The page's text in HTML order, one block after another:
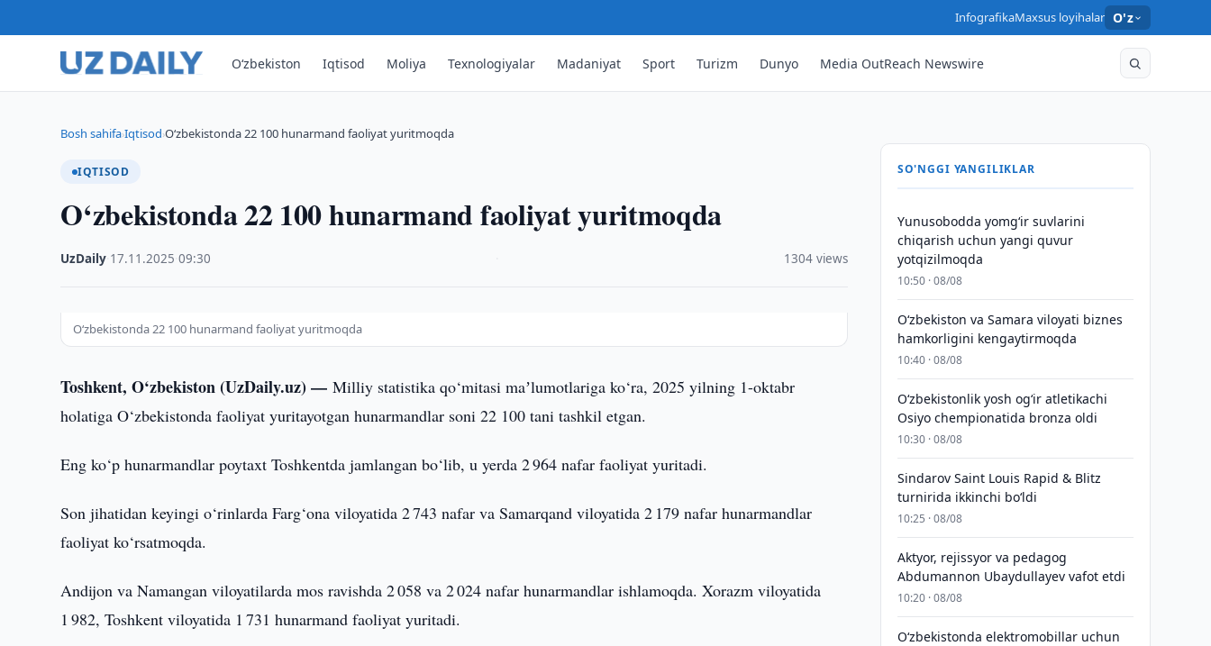
InfografikaMaxsus loyihalar O'z
O‘zbekiston Iqtisod Moliya Texnologiyalar Madaniyat Sport Turizm Dunyo Media OutReach Newswire
Bosh sahifa›Iqtisod›O‘zbekistonda 22 100 hunarmand faoliyat yuritmoqda
IQTISOD
O‘zbekistonda 22 100 hunarmand faoliyat yuritmoqda
UzDaily 17.11.2025 ·09:30 1304 views
O‘zbekistonda 22 100 hunarmand faoliyat yuritmoqda
Toshkent, O‘zbekiston (UzDaily.uz) —Milliy statistika qo‘mitasi maʼlumotlariga ko‘ra, 2025 yilning 1-oktabr
holatiga O‘zbekistonda faoliyat yuritayotgan hunarmandlar soni 22 100 tani tashkil etgan.
Eng ko‘p hunarmandlar poytaxt Toshkentda jamlangan bo‘lib, u yerda 2 964 nafar faoliyat yuritadi.
Son jihatidan keyingi o‘rinlarda Farg‘ona viloyatida 2 743 nafar va Samarqand viloyatida 2 179 nafar hunarmandlar
faoliyat ko‘rsatmoqda.
Andijon va Namangan viloyatilarda mos ravishda 2 058 va 2 024 nafar hunarmandlar ishlamoqda. Xorazm viloyatida
1 982, Toshkent viloyatida 1 731 hunarmand faoliyat yuritadi.
SO'NGGI YANGILIKLAR
Yunusobodda yomg‘ir suvlarini
chiqarish uchun yangi quvur
yotqizilmoqda
10:50 · 08/08
Oʻzbekiston va Samara viloyati biznes
hamkorligini kengaytirmoqda
10:40 · 08/08
O‘zbekistonlik yosh og‘ir atletikachi
Osiyo chempionatida bronza oldi
10:30 · 08/08
Sindarov Saint Louis Rapid & Blitz
turnirida ikkinchi bo‘ldi
10:25 · 08/08
Aktyor, rejissyor va pedagog
Abdumannon Ubaydullayev vafot etdi
10:20 · 08/08
O‘zbekistonda elektromobillar uchun